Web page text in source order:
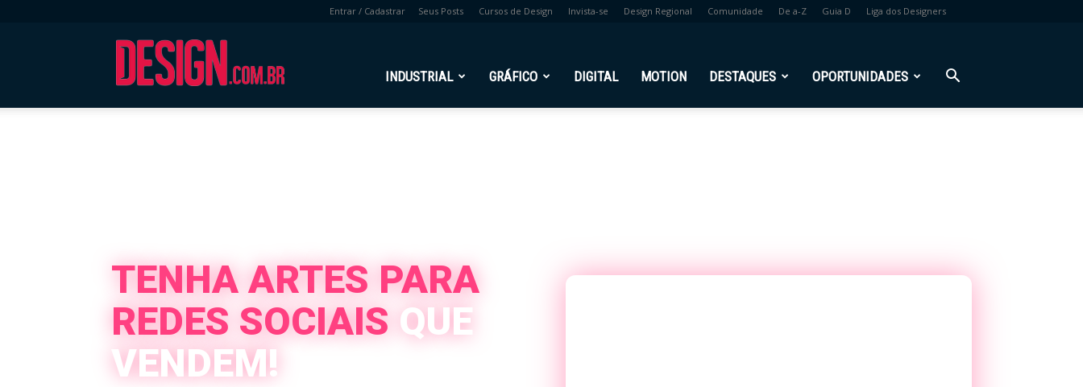
Entrar / Cadastrar Seus Posts Cursos de Design Invista-se Design Regional Comunidade De a-Z Guia D Liga dos Designers
INDUSTRIAL GRÁFICO DIGITAL MOTION DESTAQUES OPORTUNIDADES
TENHA ARTES PARA
REDES SOCIAIS QUE
VENDEM!